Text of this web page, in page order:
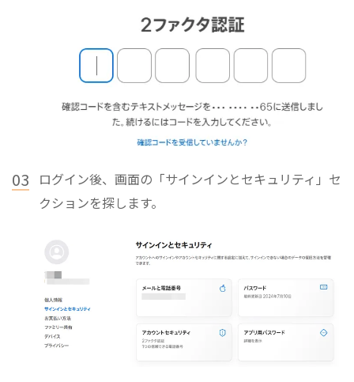
03
ログイン後、画面の「サインインとセキュリティ」セ
クションを探します。